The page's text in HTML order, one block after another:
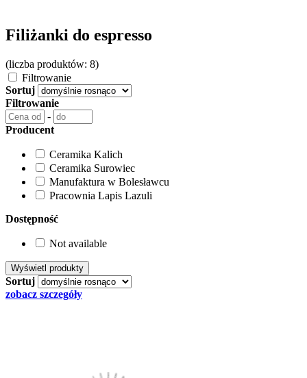
Filiżanki do espresso
(liczba produktów: 8)
Filtrowanie
Sortuj
Filtrowanie
-
Producent
Ceramika Kalich
Ceramika Surowiec
Manufaktura w Bolesławcu
Pracownia Lapis Lazuli
Dostępność
Not available
Sortuj
zobacz szczegóły